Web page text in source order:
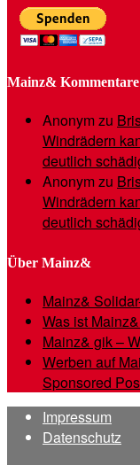
Mainz& Kommentare
Anonymzu
Windrädern
deutlich
Anonymzu
Windrädern
deutlich
Über Mainz&
Mainz&
Was ist
Mainz& gik –
Werben auf
Sponsored
Impressum
Datenschutz